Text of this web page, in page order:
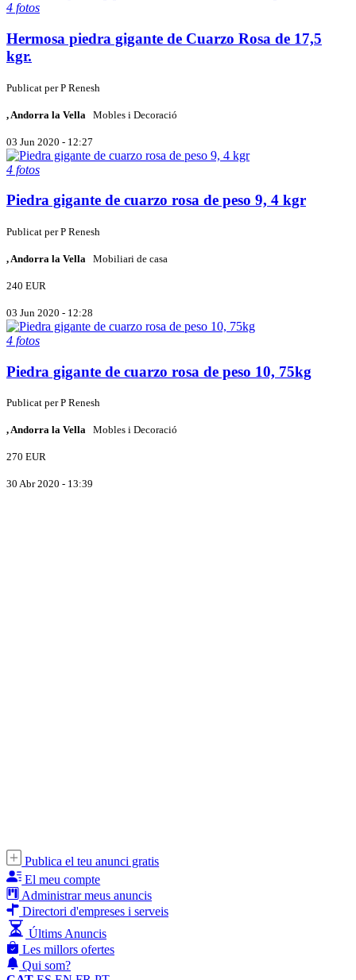
4 fotos
Hermosa piedra gigante de Cuarzo Rosa de 17,5
kgr.
Publicat perP Renesh
, Andorra la Vella Mobles i Decoració
03 Jun 2020 - 12:27
4 fotos
Piedra gigante de cuarzo rosa de peso 9, 4 kgr
Publicat perP Renesh
, Andorra la Vella Mobiliari de casa
240 EUR
03 Jun 2020 - 12:28
4 fotos
Piedra gigante de cuarzo rosa de peso 10, 75kg
Publicat perP Renesh
, Andorra la Vella Mobles i Decoració
270 EUR
30 Abr 2020 - 13:39
Publica el teu anunci gratis
El meu compte
Administrar meus anuncis
Directori d'empreses i serveis
Últims Anuncis
Les millors ofertes
Qui som?